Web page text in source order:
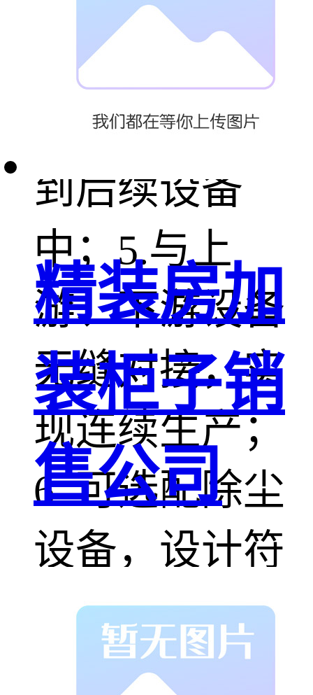
需求,从吨袋倒
袋站直接输送
到后续设备
中；5.与上
游、下游设备
无缝对接，实
现连续生产；
6. 可选配除尘
设备，设计符
合环保；7. 效
率高，减少员
精装房加
装柜子销
售公司